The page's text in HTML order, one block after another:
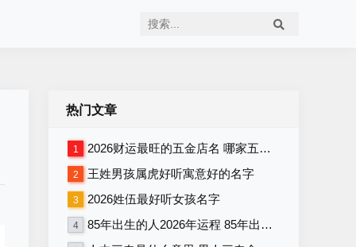
热门文章
1 2026财运最旺的五金店名 哪家五金店将在2026年财运最旺
2 王姓男孩属虎好听寓意好的名字
3 2026姓伍最好听女孩名字
4 85年出生的人2026年运程 85年出生者2026年运势如何